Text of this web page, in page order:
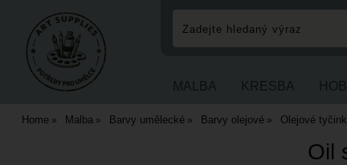
MALBA KRESBA
Home Malba Barvy umělecké Barvy olejové Olejové
Oil